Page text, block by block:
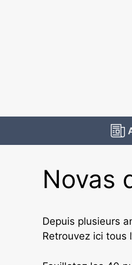
Novas
Depuis plusieurs
Retrouvez ici tous